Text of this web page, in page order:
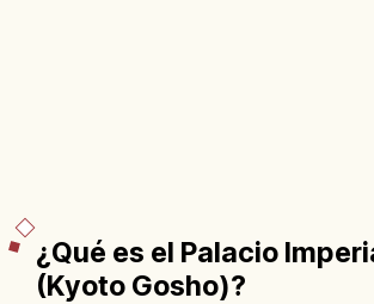
¿Qué es el Palacio
(Kyoto Gosho)?